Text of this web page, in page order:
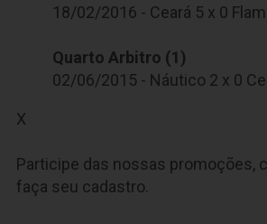
18/02/2016 - Ceará 5 x 0
Quarto Arbitro (1)
02/06/2015 - Náutico 2 x 0
X
Participe das nossas promoções,
faça seu cadastro.